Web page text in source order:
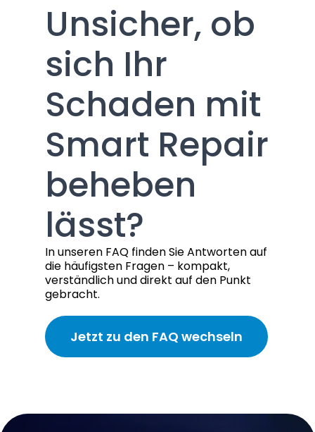
Unsicher, ob
sich Ihr
Schaden mit
Smart Repair
beheben
lässt?
In unseren FAQ finden Sie Antworten auf
die häufigsten Fragen – kompakt,
verständlich und direkt auf den Punkt
gebracht.
Jetzt zu den FAQ wechseln